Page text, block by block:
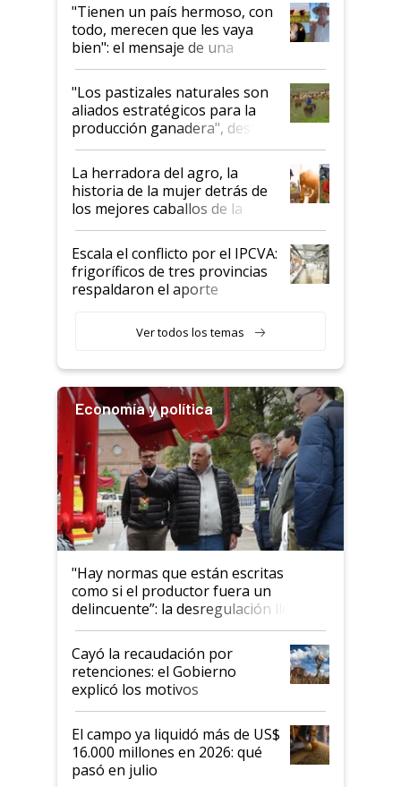
"Tienen un país hermoso, con
todo, merecen que les vaya
bien": el mensaje de una
ganadera uruguaya sobre las
oportunidades que se abren
para el agro en Argentina, con
foco en la carne
"Los pastizales naturales son
aliados estratégicos para la
producción ganadera", destaca
la iniciativa que ya reúne a 46
establecimientos en Argentina
La herradora del agro, la
historia de la mujer detrás de
los mejores caballos de la
Argentina y los mitos que
todavía hacen sufrir a estos
animales: "Mientras me
descalificaban, yo seguí
haciendo currículum"
Escala el conflicto por el IPCVA:
frigoríficos de tres provincias
respaldaron el aporte
Ver todos los temas
Economía y política
"Hay normas que están escritas
como si el productor fuera un
delincuente”: la desregulación llegó
al Congreso Aapresid y hasta se
habló del financiamiento al IPCVA
Cayó la recaudación por
retenciones: el Gobierno
explicó los motivos
El campo ya liquidó más de US$
16.000 millones en 2026: qué
pasó en julio